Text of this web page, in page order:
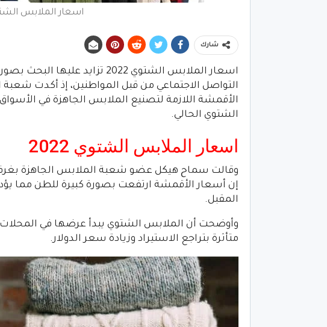
اسعار الملابس الشتوي
شارك
اسعار الملابس الشتوي 2022
التواصل الاجتماعي من قبل المواطنين، إذ أكدت شعبة
الأقمشة اللازمة لتصنيع الملابس الجاهزة في
الشتوي الحالي.
اسعار الملابس الشتوي 2022
وقالت سماح هيكل عضو شعبة الملابس الجاهزة
إن أسعار الأقمشة ارتفعت بصورة كبيرة للطن مما
المقبل.
وأوضحت أن الملابس الشتوي يبدأ عرضها في
متأثرة بتراجع الاستيراد وزيادة سعر الدولار.